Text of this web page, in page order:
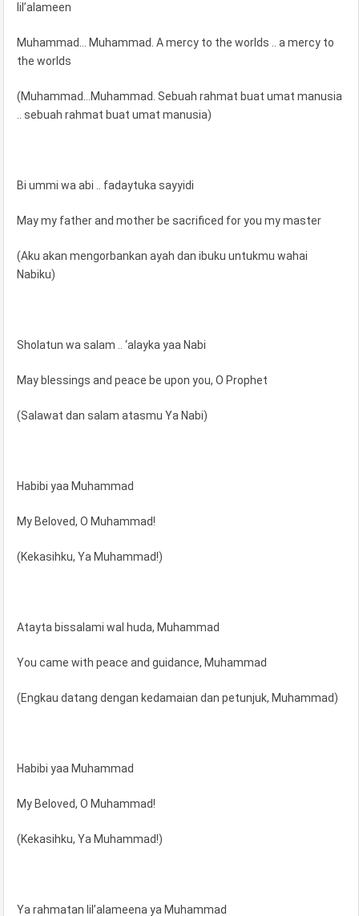
lil’alameen
Muhammad... Muhammad. A mercy to the worlds .. a mercy to
the worlds
(Muhammad...Muhammad. Sebuah rahmat buat umat manusia
.. sebuah rahmat buat umat manusia)
Bi ummi wa abi .. fadaytuka sayyidi
May my father and mother be sacrificed for you my master
(Aku akan mengorbankan ayah dan ibuku untukmu wahai
Nabiku)
Sholatun wa salam .. ‘alayka yaa Nabi
May blessings and peace be upon you, O Prophet
(Salawat dan salam atasmu Ya Nabi)
Habibi yaa Muhammad
My Beloved, O Muhammad!
(Kekasihku, Ya Muhammad!)
Atayta bissalami wal huda, Muhammad
You came with peace and guidance, Muhammad
(Engkau datang dengan kedamaian dan petunjuk, Muhammad)
Habibi yaa Muhammad
My Beloved, O Muhammad!
(Kekasihku, Ya Muhammad!)
Ya rahmatan lil’alameena ya Muhammad